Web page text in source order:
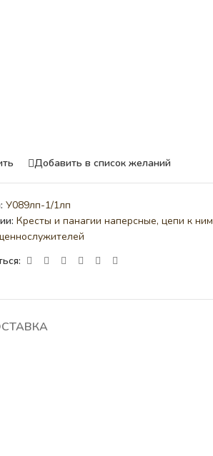
Добавить в список желаний
У089лп-1/1лп
Кресты и панагии наперсные, цепи к ним